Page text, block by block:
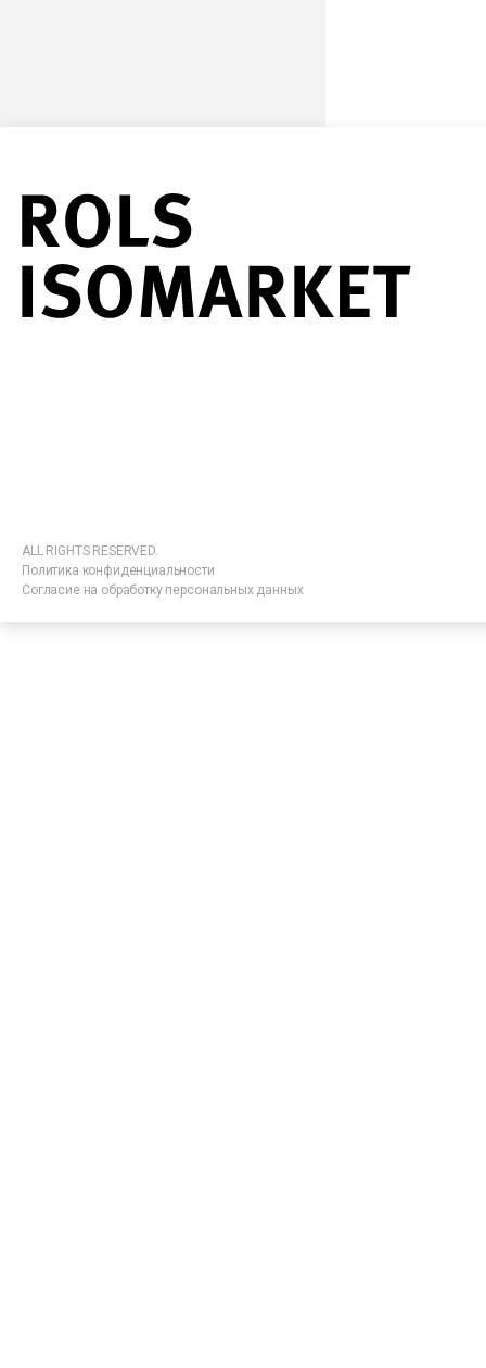
ALL RIGHTS RESERVED.
Политика конфиденциальности
Согласие на обработку персональных данных